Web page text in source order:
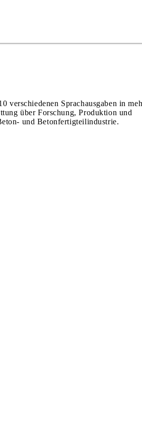
Sprachausgaben in
über Forschung, Produktion und
und Betonfertigteilindustrie.